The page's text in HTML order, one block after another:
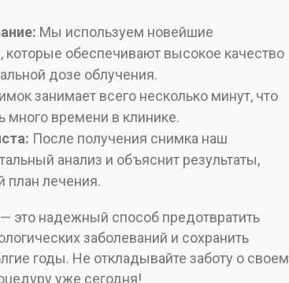
Мы используем новейшие
которые обеспечивают высокое качество
дозе облучения.
занимает всего несколько минут, что
много времени в клинике.
После получения снимка наш
анализ и объяснит результаты,
план лечения.
это надежный способ предотвратить
заболеваний и сохранить
годы. Не откладывайте заботу о своем
уже сегодня!